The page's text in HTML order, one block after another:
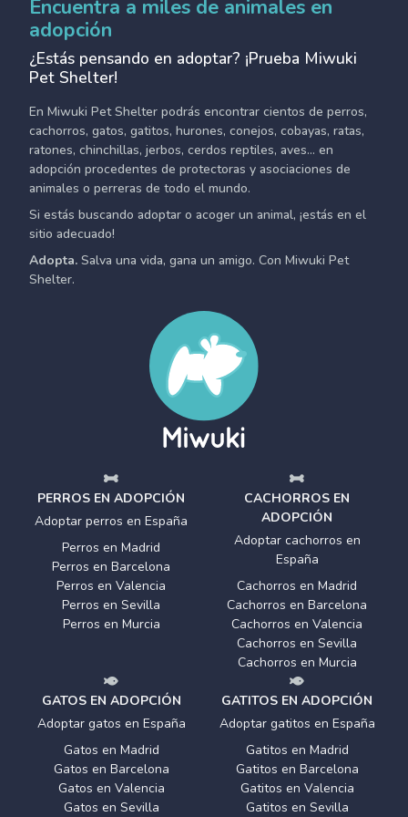
Encuentra a miles de animales en
adopción
¿Estás pensando en adoptar? ¡Prueba Miwuki
Pet Shelter!
En Miwuki Pet Shelter podrás encontrar cientos de perros,
cachorros, gatos, gatitos, hurones, conejos, cobayas, ratas,
ratones, chinchillas, jerbos, cerdos reptiles, aves... en
adopción procedentes de protectoras y asociaciones de
animales o perreras de todo el mundo.
Si estás buscando adoptar o acoger un animal, ¡estás en el
sitio adecuado!
Adopta. Salva una vida, gana un amigo. Con Miwuki Pet
Shelter.
PERROS EN ADOPCIÓN
Adoptar perros en España
Perros en Madrid
Perros en Barcelona
Perros en Valencia
Perros en Sevilla
Perros en Murcia
CACHORROS EN
ADOPCIÓN
Adoptar cachorros en
España
Cachorros en Madrid
Cachorros en Barcelona
Cachorros en Valencia
Cachorros en Sevilla
Cachorros en Murcia
GATOS EN ADOPCIÓN
Adoptar gatos en España
Gatos en Madrid
Gatos en Barcelona
Gatos en Valencia
Gatos en Sevilla
GATITOS EN ADOPCIÓN
Adoptar gatitos en España
Gatitos en Madrid
Gatitos en Barcelona
Gatitos en Valencia
Gatitos en Sevilla